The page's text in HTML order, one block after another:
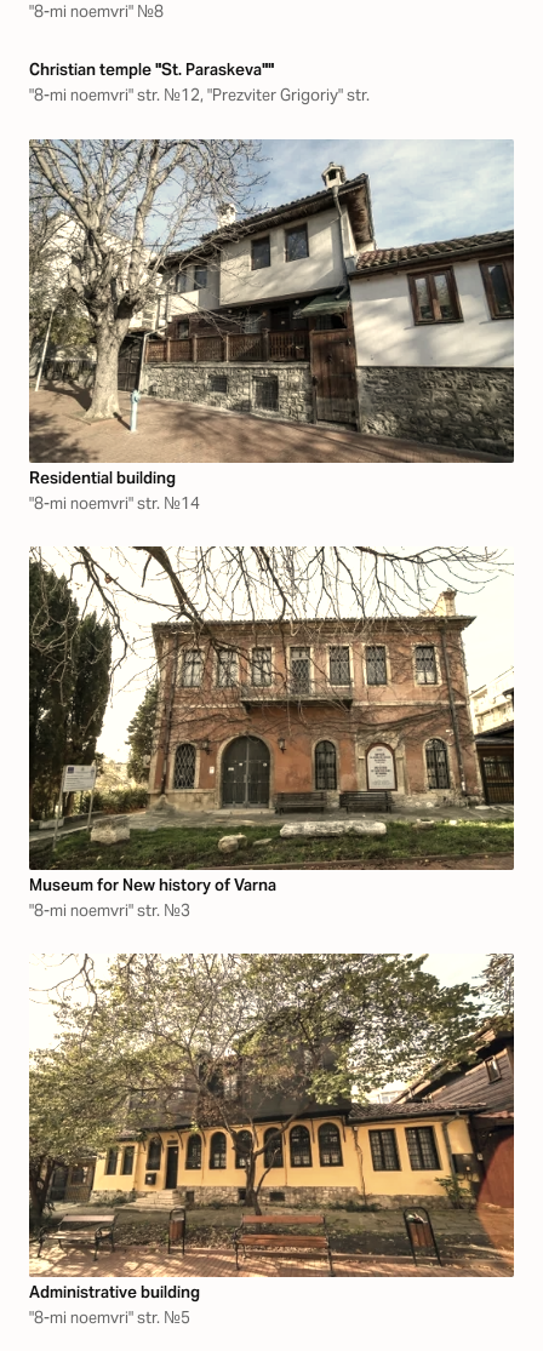
"8-mi noemvri" №8
Christian temple "St. Paraskeva""
"8-mi noemvri" str. №12, "Prezviter Grigoriy" str.
Residential building
"8-mi noemvri" str. №14
Museum for New history of Varna
"8-mi noemvri" str. №3
Аdministrative building
"8-mi noemvri" str. №5